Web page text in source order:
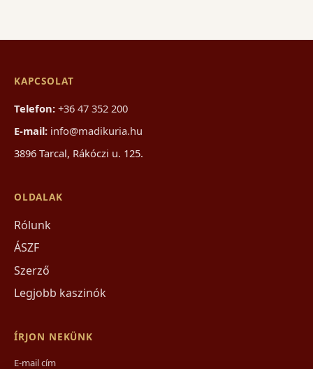
KAPCSOLAT
Telefon: +36 47 352 200
E-mail: info@madikuria.hu
3896 Tarcal, Rákóczi u. 125.
OLDALAK
Rólunk
ÁSZF
Szerző
Legjobb kaszinók
ÍRJON NEKÜNK
E-mail cím